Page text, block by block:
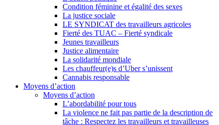
Condition féminine et égalité des sexes
La justice sociale
LE SYNDICAT des travailleurs agricoles
Fierté des TUAC – Fierté syndicale
Jeunes travailleurs
Justice alimentaire
La solidarité mondiale
Les chauffeur(e)s d’Uber s’unissent
Cannabis responsable
Moyens d’action
Moyens d’action
L’abordabilité pour tous
La violence ne fait pas partie de la description de
tâche : Respectez les travailleurs et travailleuses